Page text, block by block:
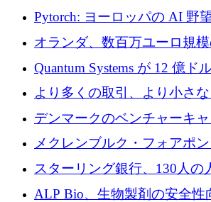
に 1,800 万ドルを調達
Pytorch: ヨーロッパの AI 野
ウェア層
オランダ、数百万ユーロ規
との提携で軍用ドローンにソ
ースト戦略を採用
Quantum Systems が 12 億ド
米国の主要取引所で初の欧
る、6 月に欧州のスタートア
より多くの取引、より小さ
年 6 月に欧州のスタートア
デンマークのベンチャーキ
ンタム・キャピタルが気候
ェア投資として初回クロー
を確保
メクレンブルク・フォアポ
Nextcloud を州全体に展開し
戦略を拡大
スターリング銀行、130人の
ALP Bio、生物製剤の安全性